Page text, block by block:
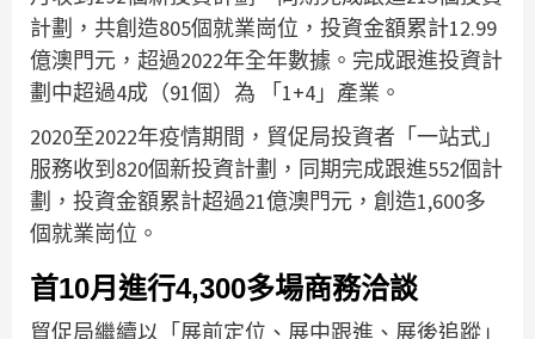
計劃，共創造805個就業崗位，投資金額累計12.99
億澳門元，超過2022年全年數據。完成跟進投資計
劃中超過4成（91個）為 「1+4」產業。
2020至2022年疫情期間，貿促局投資者「一站式」
服務收到820個新投資計劃，同期完成跟進552個計
劃，投資金額累計超過21億澳門元，創造1,600多
個就業崗位。
首10月進行4,300多場商務洽談
貿促局繼續以「展前定位、展中跟進、展後追蹤」